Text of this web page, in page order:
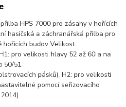
HPS 7000 pro zásahy v hořících
hasičská a záchranářská přilba pro
hořících budov Velikost:
pro velikosti hlavy 52 až 60 a na
50/51
pásků), H2: pro velikosti
pomocí seřizovacího